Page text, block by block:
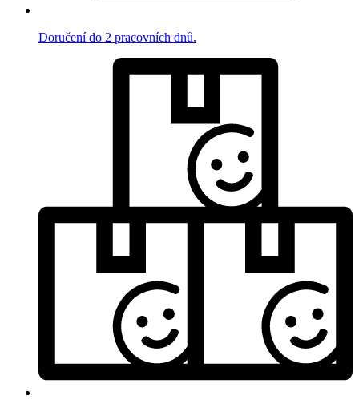
Doručení do 2 pracovních dnů.